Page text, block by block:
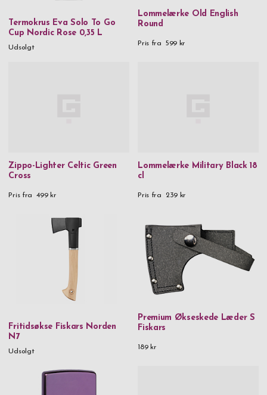
Termokrus Eva Solo To Go
Cup Nordic Rose 0,35 L
Udsolgt
Lommelærke Old English
Round
Pris fra 599 kr
Zippo-Lighter Celtic Green
Cross
Pris fra 499 kr
Lommelærke Military Black 18
cl
Pris fra 239 kr
Fritidsøkse Fiskars Norden
N7
Udsolgt
Premium Økseskede Læder S
Fiskars
189 kr